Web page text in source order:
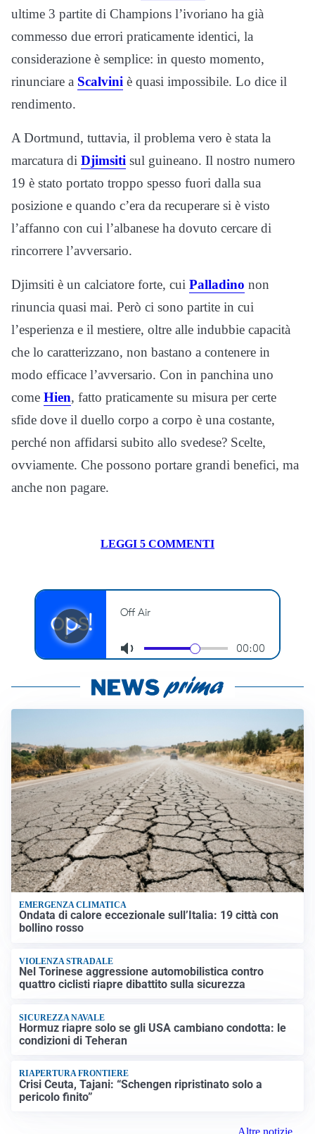
ultime 3 partite di Champions l’ivoriano ha già
commesso due errori praticamente identici, la
considerazione è semplice: in questo momento,
rinunciare a Scalvini è quasi impossibile. Lo dice il
rendimento.
A Dortmund, tuttavia, il problema vero è stata la
marcatura di Djimsiti sul guineano. Il nostro numero
19 è stato portato troppo spesso fuori dalla sua
posizione e quando c’era da recuperare si è visto
l’affanno con cui l’albanese ha dovuto cercare di
rincorrere l’avversario.
Djimsiti è un calciatore forte, cui Palladino non
rinuncia quasi mai. Però ci sono partite in cui
l’esperienza e il mestiere, oltre alle indubbie capacità
che lo caratterizzano, non bastano a contenere in
modo efficace l’avversario. Con in panchina uno
come Hien, fatto praticamente su misura per certe
sfide dove il duello corpo a corpo è una costante,
perché non affidarsi subito allo svedese? Scelte,
ovviamente. Che possono portare grandi benefici, ma
anche non pagare.
LEGGI 5 COMMENTI
EMERGENZA CLIMATICA
Ondata di calore eccezionale sull’Italia: 19 città con
bollino rosso
VIOLENZA STRADALE
Nel Torinese aggressione automobilistica contro
quattro ciclisti riapre dibattito sulla sicurezza
SICUREZZA NAVALE
Hormuz riapre solo se gli USA cambiano condotta: le
condizioni di Teheran
RIAPERTURA FRONTIERE
Crisi Ceuta, Tajani: “Schengen ripristinato solo a
pericolo finito”
Altre notizie